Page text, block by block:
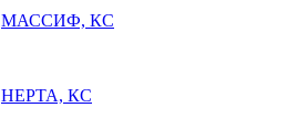
МАССИФ, КС
НЕРТА, КС